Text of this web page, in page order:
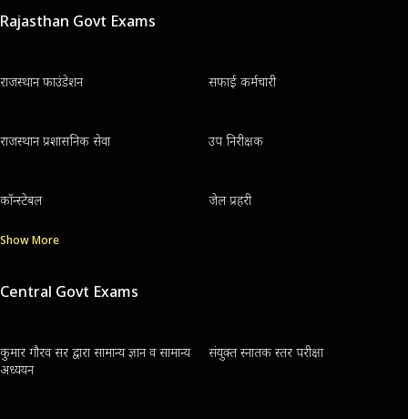
Rajasthan Govt Exams
राजस्थान फाउंडेशन सफाई कर्मचारी
राजस्थान प्रशासनिक सेवा उप निरीक्षक
कॉन्स्टेबल जेल प्रहरी
Show More
Central Govt Exams
कुमार गौरव सर द्वारा सामान्य ज्ञान व सामान्य
अध्ययन
संयुक्त स्नातक स्तर परीक्षा